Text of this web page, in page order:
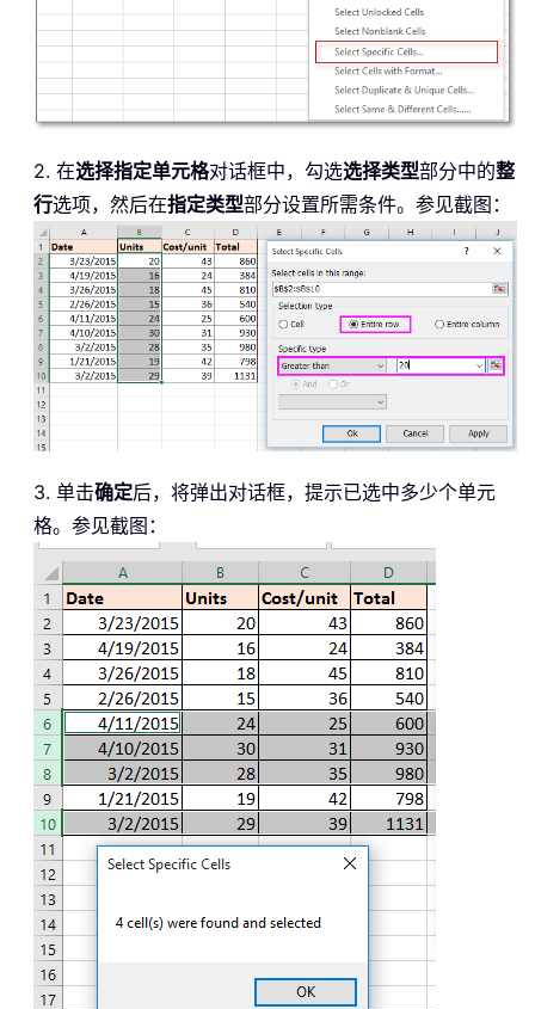
2. 在选择指定单元格对话框中，勾选选择类型部分中的整
行选项，然后在指定类型部分设置所需条件。参见截图：
3. 单击确定后，将弹出对话框，提示已选中多少个单元
格。参见截图：